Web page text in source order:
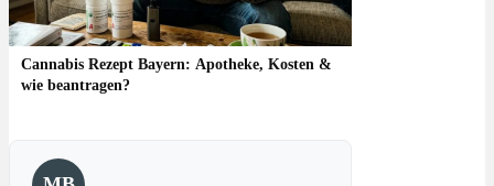
Cannabis Rezept Bayern: Apotheke, Kosten &
wie beantragen?